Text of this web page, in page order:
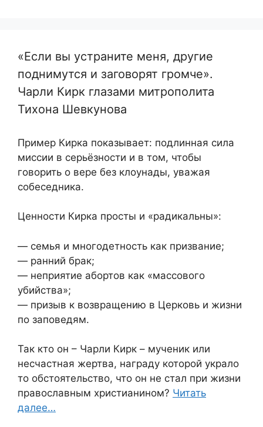
«Если вы устраните меня, другие
поднимутся и заговорят громче».
Чарли Кирк глазами митрополита
Тихона Шевкунова
Пример Кирка показывает: подлинная сила
миссии в серьёзности и в том, чтобы
говорить о вере без клоунады, уважая
собеседника.
Ценности Кирка просты и «радикальны»:
— семья и многодетность как призвание;
— ранний брак;
— неприятие абортов как «массового
убийства»;
— призыв к возвращению в Церковь и жизни
по заповедям.
Так кто он – Чарли Кирк – мученик или
несчастная жертва, награду которой украло
то обстоятельство, что он не стал при жизни
православным христианином? Читать
далее…